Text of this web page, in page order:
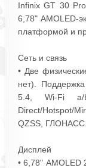
Infinix GT 30
6,78"
платформой и
Сеть и связь
• Две
нет).
5.4, Wi‑Fi a/
Direct/Hotspot/
QZSS, ГЛОНАСС.
Дисплей
• 6,78" AMOLED